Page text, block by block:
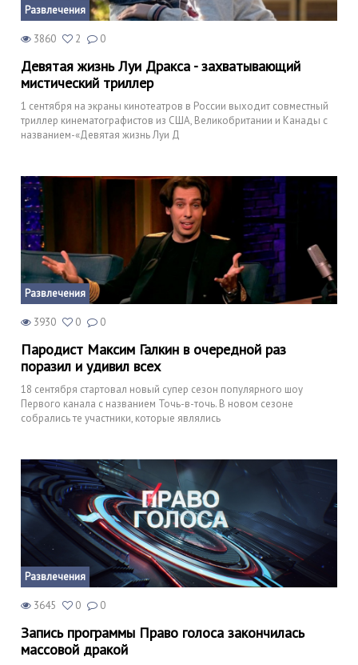
Развлечения
3860 2 0
Девятая жизнь Луи Дракса - захватывающий
мистический триллер
1 сентября на экраны кинотеатров в России выходит совместный
триллер кинематографистов из США, Великобритании и Канады с
названием-«Девятая жизнь Луи Д
Развлечения
3930 0 0
Пародист Максим Галкин в очередной раз
поразил и удивил всех
18 сентября стартовал новый супер сезон популярного шоу
Первого канала с названием Точь-в-точь. В новом сезоне
собрались те участники, которые являлись
Развлечения
3645 0 0
Запись программы Право голоса закончилась
массовой дракой